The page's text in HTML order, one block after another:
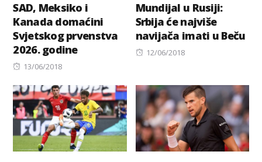
SAD, Meksiko i
Kanada domaćini
Svjetskog prvenstva
2026. godine
Posted
13/06/2018
Mundijal u Rusiji:
Srbija će najviše
navijača imati u Beču
Posted
12/06/2018